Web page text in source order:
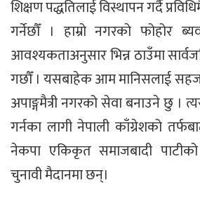
शिक्षण पद्धतिलाई विस्थापन गर्दै
गर्नेछौँ । हाम्रो नगरको फोहोर
आवश्यकताअनुसार भिन्न ठाउँमा
गछौँ । यसबाहेक आम मानिसलाई सहज
अपाङ्गमैत्री नगरको सेवा बनाउने छु ।
गर्नका लागी नेपाली काँग्रेशको
नेकपा एकिकृत समाजबादी
चुनावी मैदानमा छन्।